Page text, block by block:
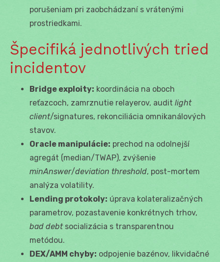
porušeniam pri zaobchádzaní s vrátenými
prostriedkami.
Špecifiká jednotlivých tried
incidentov
Bridge exploity: koordinácia na oboch
reťazcoch, zamrznutie relayerov, audit light
client/signatures, rekonciliácia omnikanálových
stavov.
Oracle manipulácie: prechod na odolnejší
agregát (median/TWAP), zvýšenie
minAnswer/deviation threshold, post-mortem
analýza volatility.
Lending protokoly: úprava kolateralizačných
parametrov, pozastavenie konkrétnych trhov,
bad debtsocializácia s transparentnou
metódou.
DEX/AMM chyby: odpojenie bazénov, likvidačné